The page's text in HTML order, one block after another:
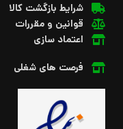
شرایط بازگشت کالا
قوانین و مقررات
اعتماد سازی
فرصت های شغلی